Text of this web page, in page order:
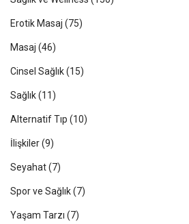
Erotik Masaj (75)
Masaj (46)
Cinsel Sağlık(15)
Sağlık(11)
Alternatif Tıp (10)
İlişkiler(9)
Seyahat(7)
Spor ve Sağlık(7)
Yaşam Tarzı (7)